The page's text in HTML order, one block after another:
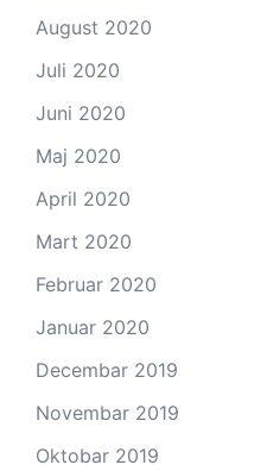
August 2020
Juli 2020
Juni 2020
Maj 2020
April 2020
Mart 2020
Februar 2020
Januar 2020
Decembar 2019
Novembar 2019
Oktobar 2019